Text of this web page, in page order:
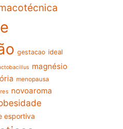
gestacao ideal
magnésio
menopausa
novoaroma
esportiva